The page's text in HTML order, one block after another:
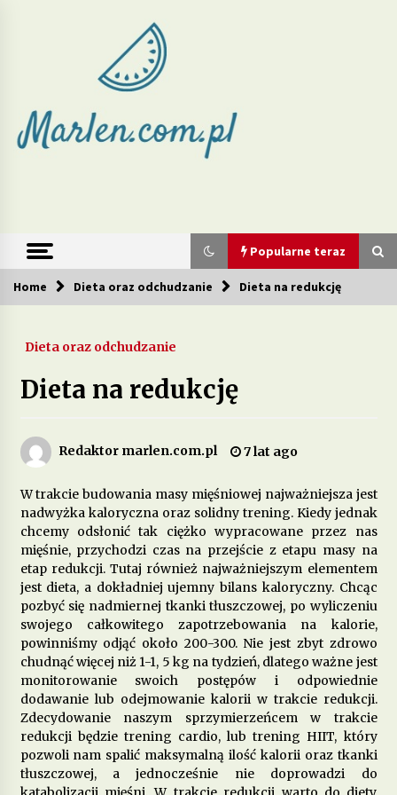
i zdrowe diety
Popularne teraz
Popularne teraz
Jakie produkty w diecie mogą wspierać walkę z
2 tygodnie ago
produktach pełnoziarnistych?
Dieta przy zespole policystycznych jajników –
jakie produkty pomagają w leczeniu?
3 miesiące ago
Jakie są korzyści z wprowadzenia do diety
fermentowanych produktów mlecznych?
4 miesiące ago
Dieta w leczeniu chorób serca – jakie produkty
są szczególnie polecane?
5 miesięcy ago
Jakie suplementy warto wprowadzić do diety na
poprawę jakości snu?
5 miesięcy ago
Home Dieta oraz odchudzanie Dieta na redukcję
Dieta oraz odchudzanie
Dieta na redukcję
Redaktor marlen.com.pl 7 lat ago
W trakcie budowania masy mięśniowej najważniejsza jest
nadwyżka kaloryczna oraz solidny trening. Kiedy jednak
chcemy odsłonić tak ciężko wypracowane przez nas
mięśnie, przychodzi czas na przejście z etapu masy na
etap redukcji. Tutaj również najważniejszym elementem
jest dieta, a dokładniej ujemny bilans kaloryczny. Chcąc
pozbyć się nadmiernej tkanki tłuszczowej, po wyliczeniu
swojego całkowitego zapotrzebowania na kalorie,
powinniśmy odjąć około 200-300. Nie jest zbyt zdrowo
chudnąć więcej niż 1-1, 5 kg na tydzień, dlatego ważne jest
monitorowanie swoich postępów i odpowiednie
dodawanie lub odejmowanie kalorii w trakcie redukcji.
Zdecydowanie naszym sprzymierzeńcem w trakcie
redukcji będzie trening cardio, lub trening HIIT, który
pozwoli nam spalić maksymalną ilość kalorii oraz tkanki
tłuszczowej, a jednocześnie nie doprowadzi do